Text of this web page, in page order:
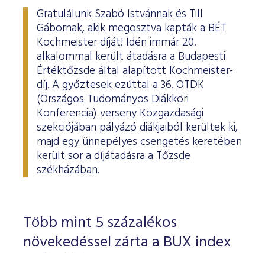
Gratulálunk Szabó Istvánnak és Till
Gábornak, akik megosztva kapták a BÉT
Kochmeister díját! Idén immár 20.
alkalommal került átadásra a Budapesti
Értéktőzsde által alapított Kochmeister-
díj. A győztesek ezúttal a 36. OTDK
(Országos Tudományos Diákköri
Konferencia) verseny Közgazdasági
szekciójában pályázó diákjaiból kerültek ki,
majd egy ünnepélyes csengetés keretében
került sor a díjátadásra a Tőzsde
székházában.
Több mint 5 százalékos
növekedéssel zárta a BUX index